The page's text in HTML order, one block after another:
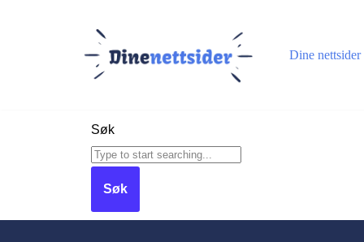
Dine nettsider
Søk
Søk